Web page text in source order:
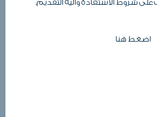
المركزي الأردني، والوكالة الألمانية للتعاون الدولي (GIZ)، بما
شروط الاستفادة وآلية التقديم.
اضغط هنا